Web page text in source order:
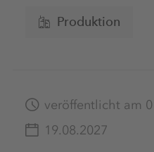
Produktion
veröffentlicht am
19.08.2027